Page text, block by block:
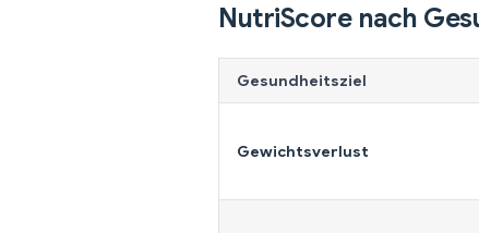
NutriScore nach
Gesundheitsziel
Gewichtsverlust